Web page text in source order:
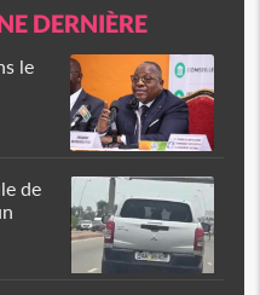
DERNIÈRE
le
de